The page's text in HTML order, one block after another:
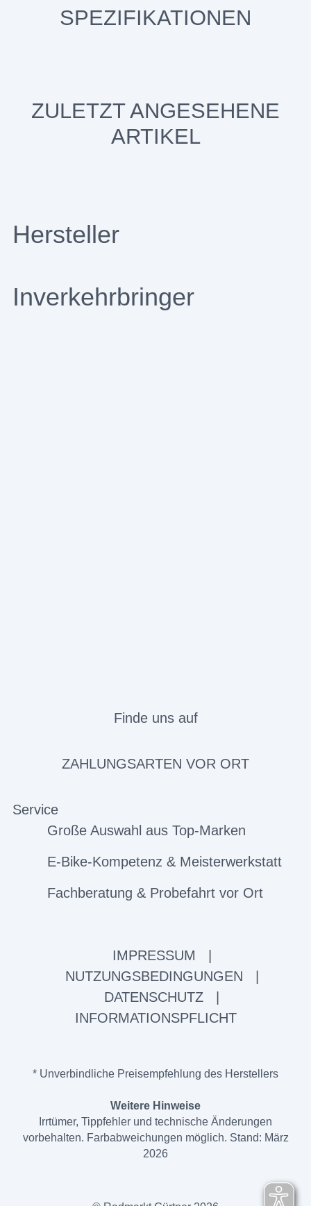
SPEZIFIKATIONEN
ZULETZT ANGESEHENE
ARTIKEL
Hersteller
Inverkehrbringer
Finde uns auf
ZAHLUNGSARTEN VOR ORT
Service
Große Auswahl aus Top-Marken
E-Bike-Kompetenz & Meisterwerkstatt
Fachberatung & Probefahrt vor Ort
IMPRESSUM
NUTZUNGSBEDINGUNGEN
DATENSCHUTZ
INFORMATIONSPFLICHT
* Unverbindliche Preisempfehlung des Herstellers
Weitere Hinweise
Irrtümer, Tippfehler und technische Änderungen
vorbehalten. Farbabweichungen möglich. Stand: März
2026